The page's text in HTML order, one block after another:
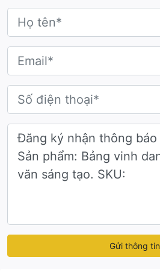
Gửi thông tin